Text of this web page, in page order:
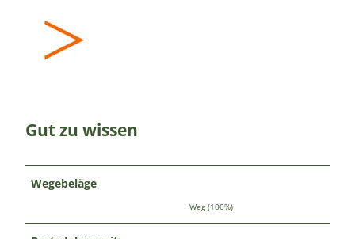
Gut zu wissen
Wegebeläge
Weg (100%)